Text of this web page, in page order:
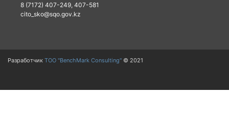
8 (7172) 407-249, 407-581
cito_sko@sqo.gov.kz
Разработчик ТОО "BenchMark Consulting" © 2021